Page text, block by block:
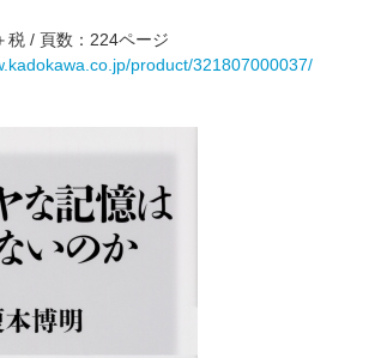
税 / 頁数：224ページ
product/321807000037/